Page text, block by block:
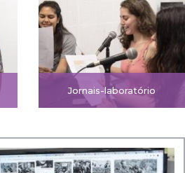
Jornais-laboratório